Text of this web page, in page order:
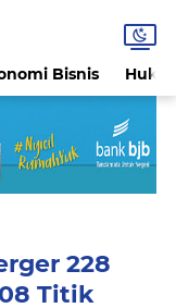
Bisnis
228
Titik